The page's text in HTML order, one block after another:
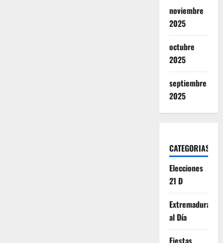
noviembre
2025
octubre
2025
septiembre
2025
CATEGORIAS
Elecciones
21 D
Extremadura
al Día
Fiestas